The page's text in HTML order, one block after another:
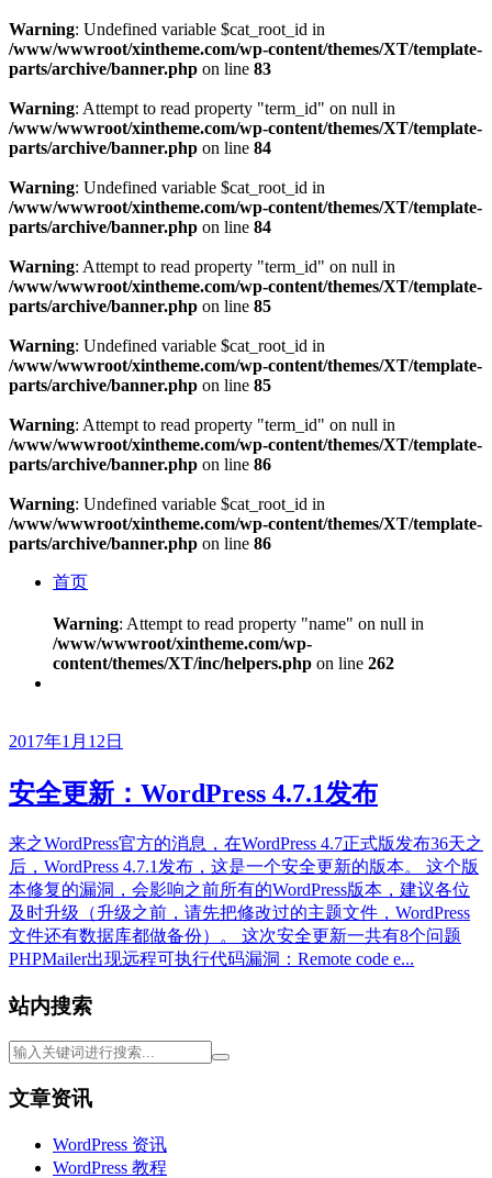
Warning: Undefined variable $cat_root_id in
/www/wwwroot/xintheme.com/wp-content/themes/XT/template-
parts/archive/banner.php on line 83
Warning: Attempt to read property "term_id" on null in
/www/wwwroot/xintheme.com/wp-content/themes/XT/template-
parts/archive/banner.php on line 84
Warning: Undefined variable $cat_root_id in
/www/wwwroot/xintheme.com/wp-content/themes/XT/template-
parts/archive/banner.php on line 84
Warning: Attempt to read property "term_id" on null in
/www/wwwroot/xintheme.com/wp-content/themes/XT/template-
parts/archive/banner.php on line 85
Warning: Undefined variable $cat_root_id in
/www/wwwroot/xintheme.com/wp-content/themes/XT/template-
parts/archive/banner.php on line 85
Warning: Attempt to read property "term_id" on null in
/www/wwwroot/xintheme.com/wp-content/themes/XT/template-
parts/archive/banner.php on line 86
Warning: Undefined variable $cat_root_id in
/www/wwwroot/xintheme.com/wp-content/themes/XT/template-
parts/archive/banner.php on line 86
首页
Warning: Attempt to read property "name" on null in
/www/wwwroot/xintheme.com/wp-
content/themes/XT/inc/helpers.php on line 262
2017年1月12日
安全更新：WordPress 4.7.1发布
来之WordPress官方的消息，在WordPress 4.7正式版发布36天之
后，WordPress 4.7.1发布，这是一个安全更新的版本。 这个版
本修复的漏洞，会影响之前所有的WordPress版本，建议各位
及时升级（升级之前，请先把修改过的主题文件，WordPress
文件还有数据库都做备份）。 这次安全更新一共有8个问题
PHPMailer出现远程可执行代码漏洞：Remote code e...
站内搜索
文章资讯
WordPress 资讯
WordPress 教程